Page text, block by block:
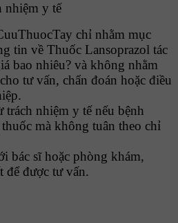
nhiệm y tế
chỉ nhằm mục
tin về Thuốc Lansoprazol tác
bao nhiêu? và không nhằm
tư vấn, chẩn đoán hoặc điều
nhiệm y tế nếu bệnh
mà không tuân theo chỉ
bác sĩ hoặc phòng khám,
để được tư vấn.